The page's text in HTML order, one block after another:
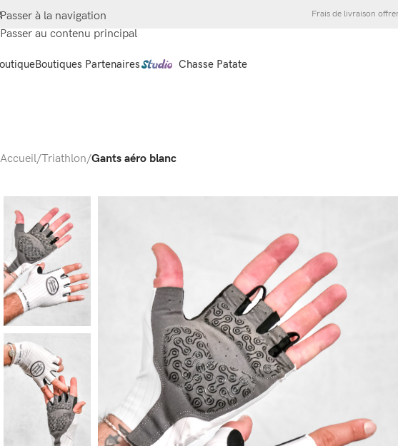
Passer à la navigation
Passer au contenu principal
Frais de livraison
Boutiques Partenaires Chasse Patate
Accueil/Triathlon/Gants aéro blanc